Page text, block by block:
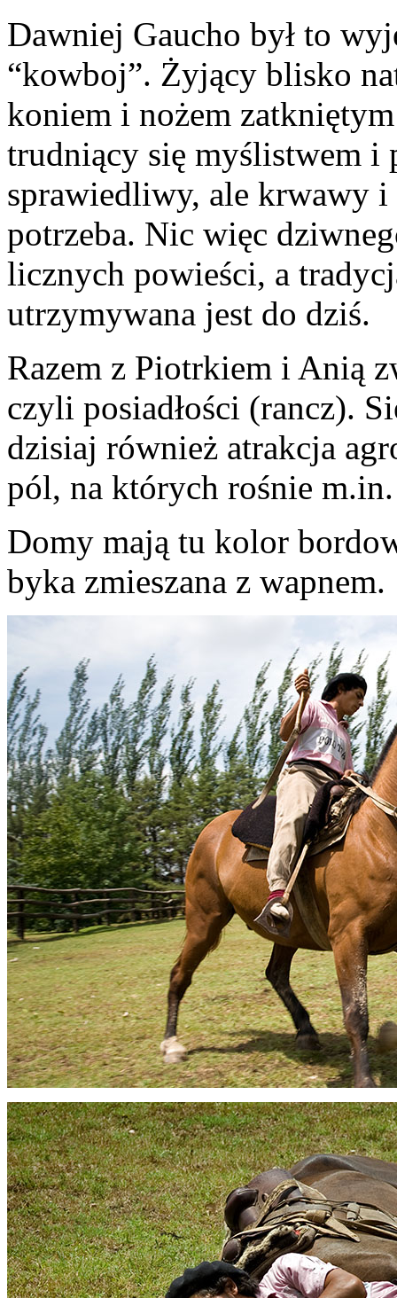
Dawniej Gaucho był to
“kowboj”. Żyjący blisko
koniem i nożem
trudniący się myślistwem i
sprawiedliwy, ale krwawy i
potrzeba. Nic więc
licznych powieści, a
utrzymywana jest do dziś.
Razem z Piotrkiem i Anią
czyli posiadłości (rancz).
dzisiaj również atrakcja
pól, na których rośnie
Domy mają tu kolor
byka zmieszana z wapnem.